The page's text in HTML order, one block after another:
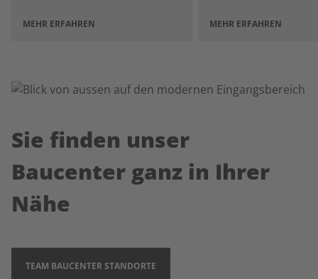
MEHR ERFAHREN MEHR ERFAHREN
Sie finden unser
Baucenter ganz in Ihrer
Nähe
TEAM BAUCENTER STANDORTE